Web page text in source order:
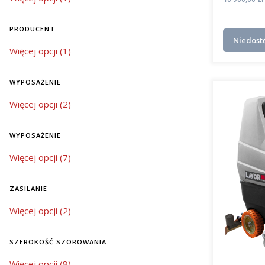
PRODUCENT
Producent
Więcej opcji (1)
WYPOSAŻENIE
wyposażenie
Więcej opcji (2)
WYPOSAŻENIE
wyposażenie
Więcej opcji (7)
ZASILANIE
zasilanie
Więcej opcji (2)
SZEROKOŚĆ SZOROWANIA